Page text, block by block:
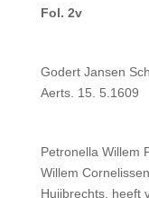
Fol. 2v
Godert Jansen
Aerts. 15. 5.1609
Petronella Willem
Willem
Huijbrechts, heeft